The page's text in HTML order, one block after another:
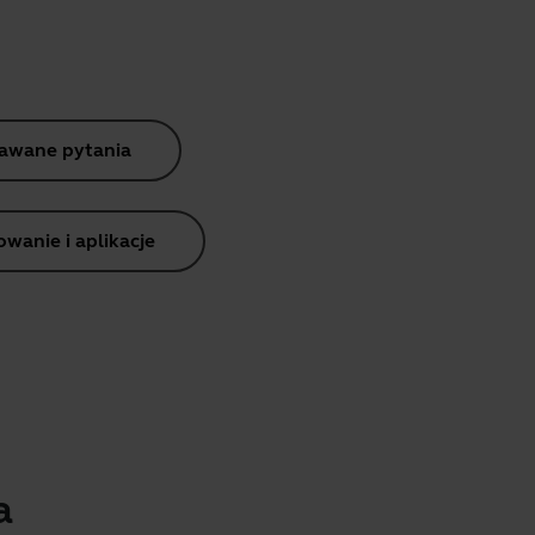
pytania
i aplikacje